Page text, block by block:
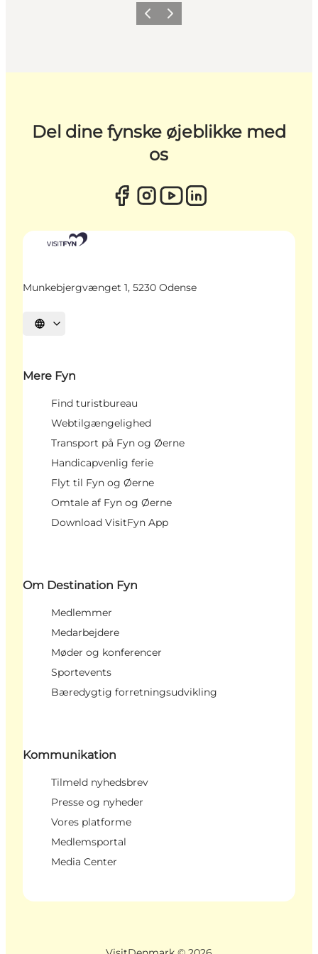
ForrigeNæste
Del dine fynske øjeblikke med
os
Munkebjergvænget 1, 5230 Odense
Vælg sprog
Mere Fyn
Find turistbureau
Webtilgængelighed
Transport på Fyn og Øerne
Handicapvenlig ferie
Flyt til Fyn og Øerne
Omtale af Fyn og Øerne
Download VisitFyn App
Om Destination Fyn
Medlemmer
Medarbejdere
Møder og konferencer
Sportevents
Bæredygtig forretningsudvikling
Kommunikation
Tilmeld nyhedsbrev
Presse og nyheder
Vores platforme
Medlemsportal
Media Center